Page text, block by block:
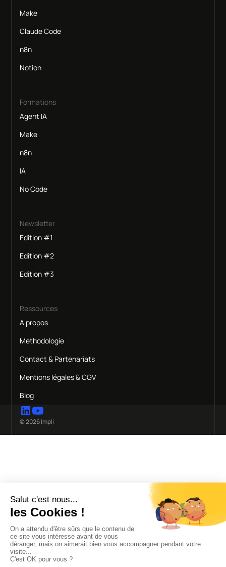
Make
Claude Code
n8n
Notion
Formations
Agent IA
Make
n8n
IA
No Code
Newsletter
Edition #1
Edition #2
Edition #3
Ressources
A propos
Méthodologie
Contact & Partenariats
Mentions légales & CGV
Blog
© 2026 Impli